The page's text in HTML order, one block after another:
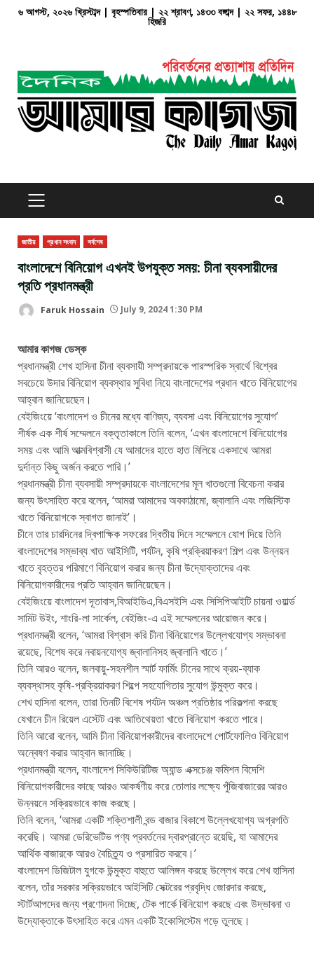
Skip৬ আগস্ট, ২০২৬ খ্রিস্টাব্দ | বৃহস্পতিবার | ২২ শ্রাবণ, ১৪৩৩ বঙ্গাব্দ | ২২ সফর, ১৪৪৮
হিজরি
PRIMARY
MENU
জাতীয় প্রধান সংবাদ সর্বশেষ
বাংলাদেশে বিনিয়োগ এখনই উপযুক্ত সময়: চীনা ব্যবসায়ীদের
প্রতি প্রধানমন্ত্রী
Faruk Hossain July 9, 2024 1:30 PM
আমার কাগজ ডেস্ক
প্রধানমন্ত্রী শেখ হাসিনা চীনা ব্যবসায়ী সম্প্রদায়কে পারস্পরিক স্বার্থে বিশ্বের
সবচেয়ে উদার বিনিয়োগ ব্যবস্থার সুবিধা নিয়ে বাংলাদেশের প্রধান খাতে বিনিয়োগের
আহ্বান জানিয়েছেন।
বেইজিংয়ে ‘বাংলাদেশ ও চীনের মধ্যে বাণিজ্য, ব্যবসা এবং বিনিয়োগের সুযোগ’
শীর্ষক এক শীর্ষ সম্মেলনে বক্তৃতাকালে তিনি বলেন, ‘এখন বাংলাদেশে বিনিয়োগের
সময় এবং আমি আত্মবিশ্বাসী যে আমাদের হাতে হাত মিলিয়ে একসাথে আমরা
দুর্দান্ত কিছু অর্জন করতে পারি।’
প্রধানমন্ত্রী চীনা ব্যবসায়ী সম্প্রদায়কে বাংলাদেশের মূল খাতগুলো বিবেচনা করার
জন্য উৎসাহিত করে বলেন, ‘আমরা আমাদের অবকাঠামো, জ্বালানি এবং লজিস্টিক
খাতে বিনিয়োগকে স্বাগত জানাই’।
চীনে তার চারদিনের দ্বিপাক্ষিক সফরের দ্বিতীয় দিনে সম্মেলনে যোগ দিয়ে তিনি
বাংলাদেশের সম্ভাব্য খাত আইসিটি, পর্যটন, কৃষি প্রক্রিয়াকরণ শিল্প এবং উন্নয়ন
খাতে বৃহত্তর পরিমাণে বিনিয়োগ করার জন্য চীনা উদ্যোক্তাদের এবং
বিনিয়োগকারীদের প্রতি আহ্বান জানিয়েছেন।
বেইজিংয়ে বাংলাদেশ দূতাবাস,বিআইডিএ,বিএসইসি এবং সিসিপিআইটি চায়না ওয়ার্ল্ড
সামিট উইং, শাংরি-লা সার্কেল, বেইজিং-এ এই সম্মেলনের আয়োজন করে।
প্রধানমন্ত্রী বলেন, ‘আমরা বিশ্বাস করি চীনা বিনিয়োগের উল্লেখযোগ্য সম্ভাবনা
রয়েছে, বিশেষ করে নবায়নযোগ্য জ্বালানিসহ জ্বালানি খাতে।’
তিনি আরও বলেন, জলবায়ু-সহনশীল স্মার্ট ফার্মিং চীনের সাথে ক্রয়-ব্যাক
ব্যবস্থাসহ কৃষি-প্রক্রিয়াকরণ শিল্পে সহযোগিতার সুযোগ উন্মুক্ত করে।
শেখ হাসিনা বলেন, তারা তিনটি বিশেষ পর্যটন অঞ্চল প্রতিষ্ঠার পরিকল্পনা করছে
যেখানে চীন রিয়েল এস্টেট এবং আতিথেয়তা খাতে বিনিয়োগ করতে পারে।
তিনি আরো বলেন, আমি চীনা বিনিয়োগকারীদের বাংলাদেশে পোর্টফোলিও বিনিয়োগ
অন্বেষণ করার আহ্বান জানাচ্ছি।
প্রধানমন্ত্রী বলেন, বাংলাদেশ সিকিউরিটিজ অ্যান্ড এক্সচেঞ্জ কমিশন বিদেশি
বিনিয়োগকারীদের কাছে আরও আকর্ষণীয় করে তোলার লক্ষ্যে পুঁজিবাজারের আরও
উন্নয়নে সক্রিয়ভাবে কাজ করছে।
তিনি বলেন, ‘আমরা একটি শক্তিশালী বন্ড বাজার বিকাশে উল্লেখযোগ্য অগ্রগতি
করেছি। আমরা ডেরিভেটিভ পণ্য প্রবর্তনের দ্বারপ্রান্তে রয়েছি, যা আমাদের
আর্থিক বাজারকে আরও বৈচিত্র্য ও প্রসারিত করবে।’
বাংলাদেশ ডিজিটাল যুগকে উন্মুক্ত বাহুতে আলিঙ্গন করছে উল্লেখ করে শেখ হাসিনা
বলেন, তাঁর সরকার সক্রিয়ভাবে আইসিটি সেক্টরের প্রবৃদ্ধি জোরদার করছে,
স্টার্টআপদের জন্য প্রণোদনা দিচ্ছে, টেক পার্কে বিনিয়োগ করছে এবং উদ্ভাবনা ও
উদ্যোক্তাকে উৎসাহিত করে এমন একটি ইকোসিস্টেম গড়ে তুলছে।